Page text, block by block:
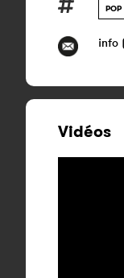
POP
info
Vidéos